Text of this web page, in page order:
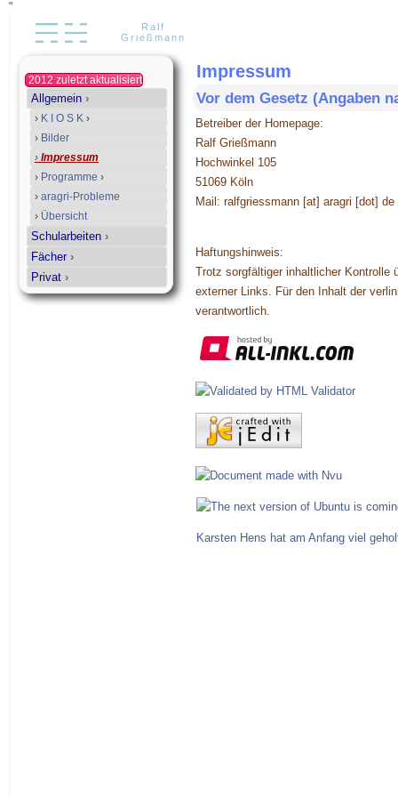
"
Ralf
Grießmann
2012 zuletzt aktualisiert
Allgemein ›
› K I O S K ›
› Bilder
› Impressum
› Programme ›
› aragri-Probleme
› Übersicht
Schularbeiten ›
Fächer ›
Privat ›
Impressum
Vor dem Gesetz (Angaben
Betreiber der Homepage:
Ralf Grießmann
Hochwinkel 105
51069 Köln
Mail: ralfgriessmann [at] aragri [dot] de
Haftungshinweis:
Trotz sorgfältiger inhaltlicher Kontrolle
externer Links. Für den Inhalt der
verantwortlich.
Karsten Hens hat am Anfang viel